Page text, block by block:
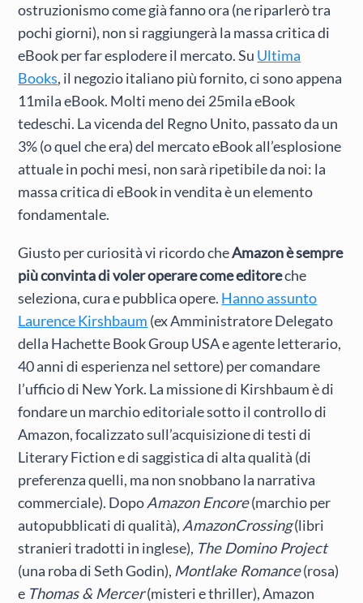
ostruzionismo come già fanno ora (ne riparlerò tra
pochi giorni), non si raggiungerà la massa critica di
eBook per far esplodere il mercato. Su Ultima
Books, il negozio italiano più fornito, ci sono appena
11mila eBook. Molti meno dei 25mila eBook
tedeschi. La vicenda del Regno Unito, passato da un
3% (o quel che era) del mercato eBook all’esplosione
attuale in pochi mesi, non sarà ripetibile da noi: la
massa critica di eBook in vendita è un elemento
fondamentale.
Giusto per curiosità vi ricordo cheAmazon è sempre
più convinta di voler operare come editoreche
seleziona, cura e pubblica opere. Hanno assunto
Laurence Kirshbaum (ex Amministratore Delegato
della Hachette Book Group USA e agente letterario,
40 anni di esperienza nel settore) per comandare
l’ufficio di New York. La missione di Kirshbaum è di
fondare un marchio editoriale sotto il controllo di
Amazon, focalizzato sull’acquisizione di testi di
Literary Fiction e di saggistica di alta qualità (di
preferenza quelli, ma non snobbano la narrativa
commerciale). DopoAmazon Encore(marchio per
autopubblicati di qualità), AmazonCrossing(libri
stranieri tradotti in inglese), The Domino Project
(una roba di Seth Godin), Montlake Romance(rosa)
e Thomas & Mercer(misteri e thriller), Amazon